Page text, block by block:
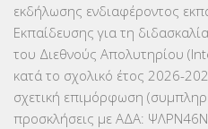
ΕΠΙΜΟΡΦΩΣΗ Τ.Π.Ε.(10)
ΕΥΡΩΠΑΪΚΑ ΠΡΟΓΡΑΜΜΑΤΑ
ΚΕΣΥ (60)
εκδήλωσης ενδιαφέροντος
Εκπαίδευσης για τη
του Διεθνούς Απολυτηρίου
κατά το σχολικό έτος 2026-
σχετική επιμόρφωση
προσκλήσεις με ΑΔΑ: